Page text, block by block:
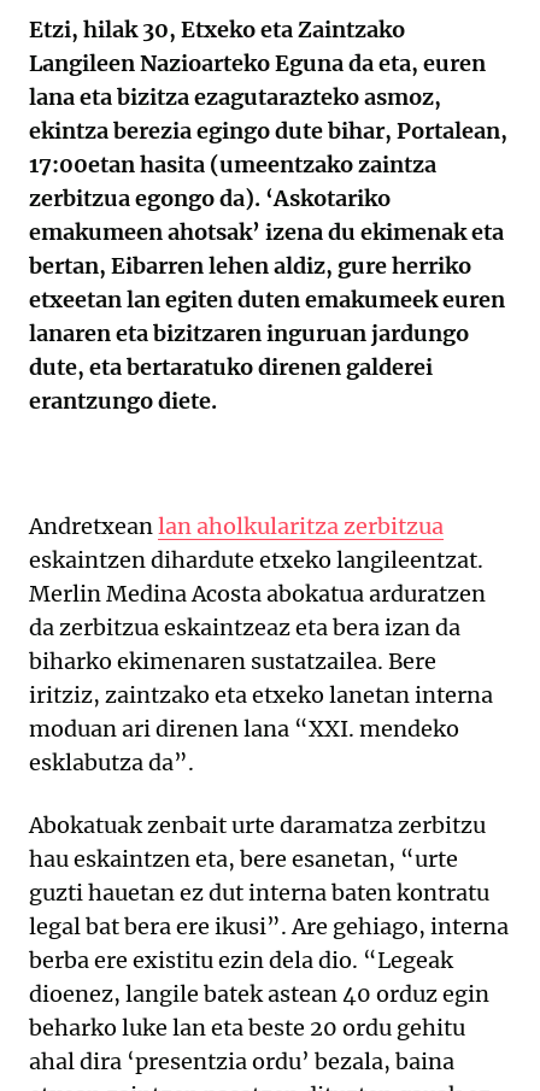
Etzi, hilak 30, Etxeko eta Zaintzako
Langileen Nazioarteko Eguna da eta, euren
lana eta bizitza ezagutarazteko asmoz,
ekintza berezia egingo dute bihar, Portalean,
17:00etan hasita (umeentzako zaintza
zerbitzua egongo da). ‘Askotariko
emakumeen ahotsak’ izena du ekimenak eta
bertan, Eibarren lehen aldiz, gure herriko
etxeetan lan egiten duten emakumeek euren
lanaren eta bizitzaren inguruan jardungo
dute, eta bertaratuko direnen galderei
erantzungo diete.
Andretxeanlan aholkularitza zerbitzua
eskaintzen dihardute etxeko langileentzat.
Merlin Medina Acosta abokatua arduratzen
da zerbitzua eskaintzeaz eta bera izan da
biharko ekimenaren sustatzailea. Bere
iritziz, zaintzako eta etxeko lanetan interna
moduan ari direnen lana “XXI. mendeko
esklabutza da”.
Abokatuak zenbait urte daramatza zerbitzu
hau eskaintzen eta, bere esanetan, “urte
guzti hauetan ez dut interna baten kontratu
legal bat bera ere ikusi”. Are gehiago, interna
berba ere existitu ezin dela dio. “Legeak
dioenez, langile batek astean 40 orduz egin
beharko luke lan eta beste 20 ordu gehitu
ahal dira ‘presentzia ordu’ bezala, baina